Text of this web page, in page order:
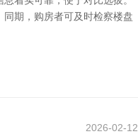
期，购房者可及时检察楼盘
2026-02-12